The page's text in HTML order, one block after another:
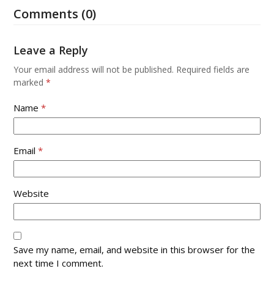
Comments (0)
Leave a Reply
Your email address will not be published. Required fields are
marked*
Name*
Email*
Website
Save my name, email, and website in this browser for the
next time I comment.